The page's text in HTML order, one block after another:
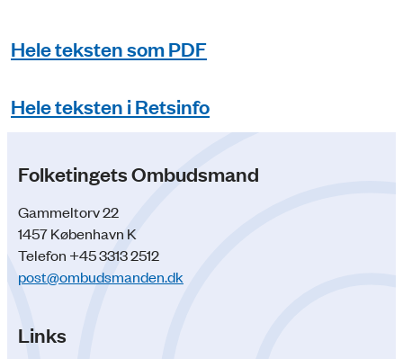
Hele teksten som PDF
Hele teksten i Retsinfo
Folketingets Ombudsmand
Gammeltorv 22
1457 København K
Telefon +45 3313 2512
post@ombudsmanden.dk
Links